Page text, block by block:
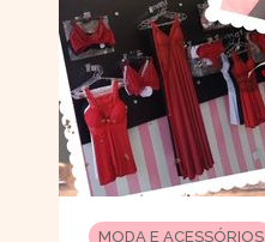
MODA E ACESSÓRIOS